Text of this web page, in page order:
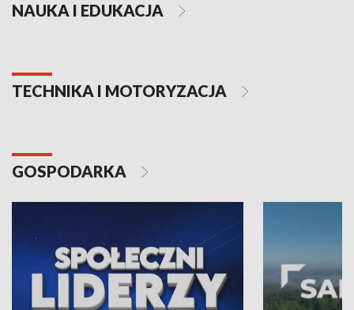
NAUKA I EDUKACJA
TECHNIKA I MOTORYZACJA
GOSPODARKA